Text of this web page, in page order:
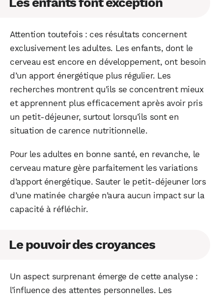
Attention toutefois : ces résultats concernent
exclusivement les adultes. Les enfants, dont le
cerveau est encore en développement, ont besoin
d’un apport énergétique plus régulier. Les
recherches montrent qu’ils se concentrent mieux
et apprennent plus efficacement après avoir pris
un petit-déjeuner, surtout lorsqu’ils sont en
situation de carence nutritionnelle.
Pour les adultes en bonne santé, en revanche, le
cerveau mature gère parfaitement les variations
d’apport énergétique. Sauter le petit-déjeuner lors
d’une matinée chargée n’aura aucun impact sur la
capacité à réfléchir.
Le pouvoir des croyances
Un aspect surprenant émerge de cette analyse :
l’influence des attentes personnelles. Les
WhatsApp Telegram